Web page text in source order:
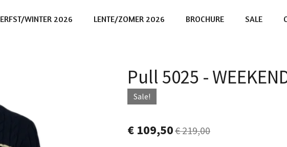
WINTER 2026 LENTE/ZOMER 2026 BROCHURE SALE
Pull 5025 -
Sale!
€ 109,50€ 219,00